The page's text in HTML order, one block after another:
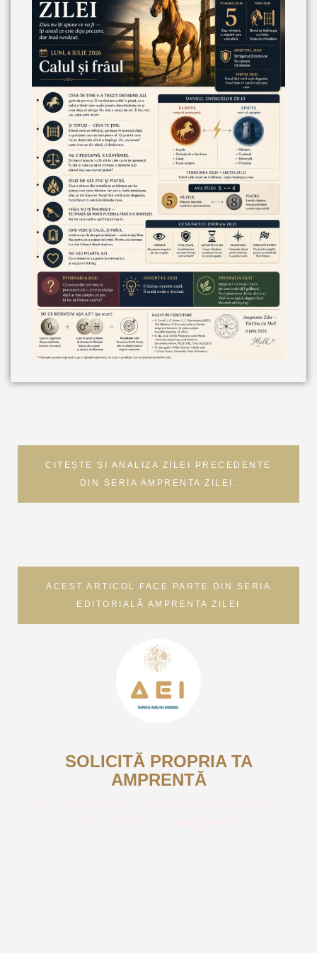
CITEȘTE ȘI ANALIZA ZILEI PRECEDENTE
DIN SERIA AMPRENTA ZILEI.
ACEST ARTICOL FACE PARTE DIN SERIA
EDITORIALĂ AMPRENTA ZILEI
SOLICITĂ PROPRIA TA
AMPRENTĂ